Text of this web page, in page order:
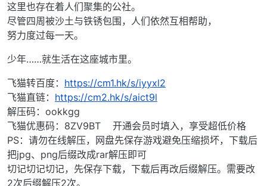
这里也存在着人们聚集的公社。
尽管四周被沙土与铁锈包围，人们依然互相帮助，
努力度过每一天。
少年……就生活在这座城市里。
飞猫转百度： https://cm1.hk/s/iyyxl2
飞猫直链： https://cm2.hk/s/aict9l
解压码：ookkgg
飞猫优惠码：8ZV9BT 开通会员时填入，享受超低价格
PS：请勿在线解压，网盘先保存游戏避免压缩损坏，下载后
把jpg、png后缀改成rar解压即可
切记切记切记，先保存下载，下载后再改后缀解压。需要改
2次后缀解压2次。